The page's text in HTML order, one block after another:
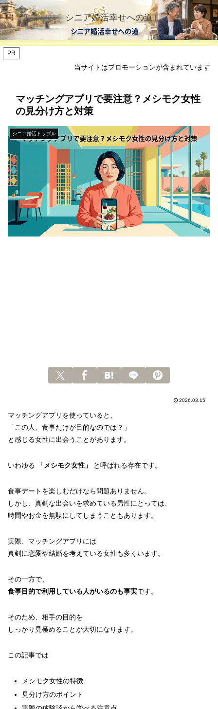
シニア婚活幸せへの道
PR
当サイトはプロモーションが含まれています
マッチングアプリで要注意？メシモク女性
の見分け方と対策
シニア婚活トラブル
2026.03.15
マッチングアプリを使っていると、
「この人、食事だけが目的なのでは？」
と感じる女性に出会うことがあります。
いわゆる 「メシモク女性」 と呼ばれる存在です。
食事デートを楽しむだけなら問題ありません。
しかし、真剣な出会いを求めている男性にとっては、
時間やお金を無駄にしてしまうこともあります。
実際、マッチングアプリには
真剣に恋愛や結婚を考えている女性も多くいます。
その一方で、
食事目的で利用している人がいるのも事実です。
そのため、相手の目的を
しっかり見極めることが大切になります。
この記事では
メシモク女性の特徴
見分け方のポイント